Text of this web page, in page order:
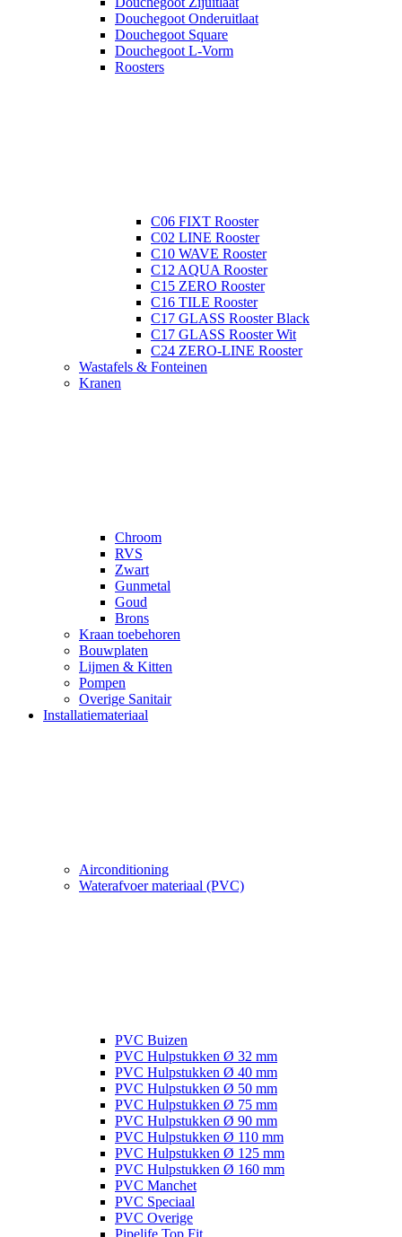
Douchegoot Onderuitlaat
Douchegoot Square
Douchegoot L-Vorm
Roosters
C06 FIXT Rooster
C02 LINE Rooster
C10 WAVE Rooster
C12 AQUA Rooster
C15 ZERO Rooster
C16 TILE Rooster
C17 GLASS Rooster Black
C17 GLASS Rooster Wit
C24 ZERO-LINE Rooster
Wastafels & Fonteinen
Kranen
Chroom
RVS
Zwart
Gunmetal
Goud
Brons
Kraan toebehoren
Bouwplaten
Lijmen & Kitten
Pompen
Overige Sanitair
Installatiemateriaal
Airconditioning
Waterafvoer materiaal (PVC)
PVC Buizen
PVC Hulpstukken Ø 32 mm
PVC Hulpstukken Ø 40 mm
PVC Hulpstukken Ø 50 mm
PVC Hulpstukken Ø 75 mm
PVC Hulpstukken Ø 90 mm
PVC Hulpstukken Ø 110 mm
PVC Hulpstukken Ø 125 mm
PVC Hulpstukken Ø 160 mm
PVC Manchet
PVC Speciaal
PVC Overige
Pipelife Top Fit